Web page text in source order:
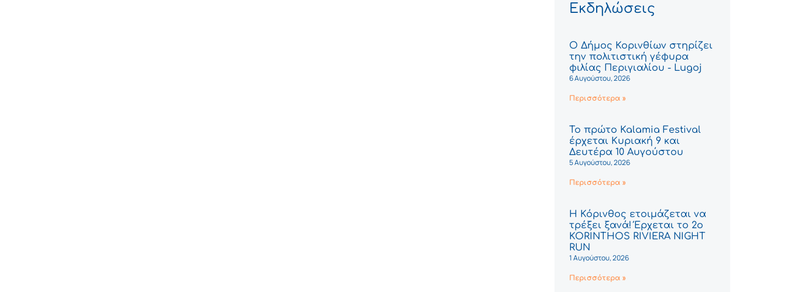
Εκδηλώσεις
Ο Δήμος Κορινθίων στηρίζει
την πολιτιστική γέφυρα
φιλίας Περιγιαλίου - Lugoj
6 Αυγούστου, 2026
Περισσότερα »
Το πρώτο Kalamia Festival
έρχεται Κυριακή 9 και
Δευτέρα 10 Αυγούστου
5 Αυγούστου, 2026
Περισσότερα »
Η Κόρινθος ετοιμάζεται να
τρέξει ξανά! Έρχεται το 2ο
KORINTHOS RIVIERA NIGHT
RUN
1 Αυγούστου, 2026
Περισσότερα »